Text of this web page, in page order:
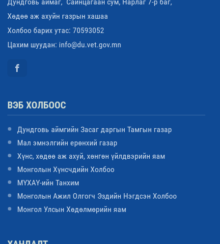
Хөдөө аж ахуйн газрын хашаа
Холбоо барих утас: 70593052
Цахим шуудан: info@du.vet.gov.mn
ВЭБ ХОЛБООС
Дундговь аймгийн Засаг даргын Тамгын газар
Мал эмнэлгийн ерөнхий газар
Хүнс, хөдөө аж ахуй, хөнгөн үйлдвэрийн яам
Монголын Хүнсчдийн Холбоо
МҮХАҮ-ийн Танхим
Монголын Ажил Олгогч Эздийн Нэгдсэн Холбоо
Монгол Улсын Хөдөлмөрийн яам